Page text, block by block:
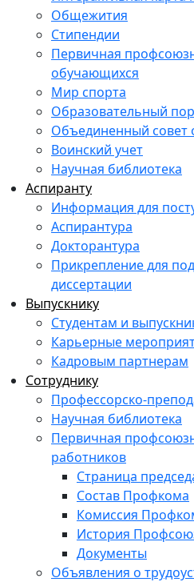
Общежития
Стипендии
Первичная
обучающихся
Мир спорта
Образовательный
Объединенный совет
Воинский учет
Научная библиотека
Аспиранту
Информация для
Аспирантура
Докторантура
Прикрепление для
диссертации
Выпускнику
Студентам и
Карьерные
Кадровым партнерам
Сотруднику
Профессорско-
Научная библиотека
Первичная
работников
Страница
Состав Профкома
Комиссия
История
Документы
Объявления о